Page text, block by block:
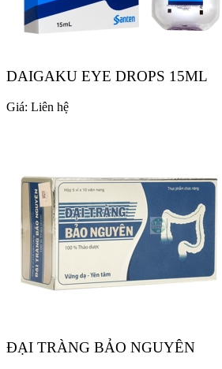
DAIGAKU EYE DROPS 15ML
Giá: Liên hệ
ĐẠI TRÀNG BẢO NGUYÊN